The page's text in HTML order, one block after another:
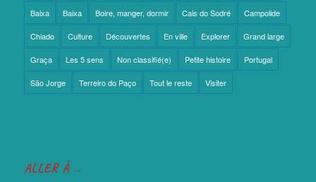
Baixa Baixa Boire, manger, dormir Cais do Sodré Campolide
Chiado Culture Découvertes En ville Explorer Grand large
Graça Les 5 sens Non classifié(e) Petite histoire Portugal
São Jorge Terreiro do Paço Tout le reste Visiter
ALLER À …